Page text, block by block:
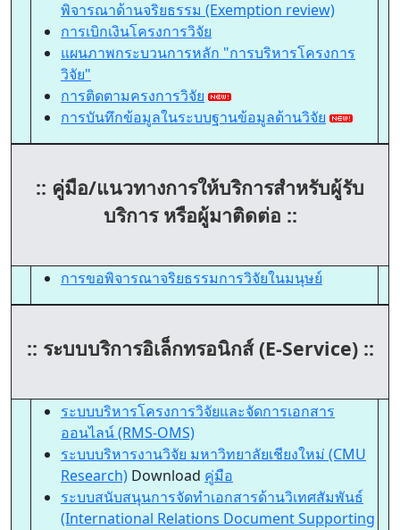
พิจารณาด้านจริยธรรม (Exemption review)
การเบิกเงินโครงการวิจัย
แผนภาพกระบวนการหลัก "การบริหารโครงการ
วิจัย"
การติดตามครงการวิจัย
การบันทึกข้อมูลในระบบฐานข้อมูลด้านวิจัย
:: คู่มือ/แนวทางการให้บริการสำหรับผู้รับ
บริการ หรือผู้มาติดต่อ ::
การขอพิจารณาจริยธรรมการวิจัยในมนุษย์
:: ระบบบริการอิเล็กทรอนิกส์ (E-Service) ::
ระบบบริหารโครงการวิจัยและจัดการเอกสาร
ออนไลน์ (RMS-OMS)
ระบบบริหารงานวิจัย มหาวิทยาลัยเชียงใหม่ (CMU
Research) Download คู่มือ
ระบบสนับสนุนการจัดทำเอกสารด้านวิเทศสัมพันธ์
(International Relations Document Supporting